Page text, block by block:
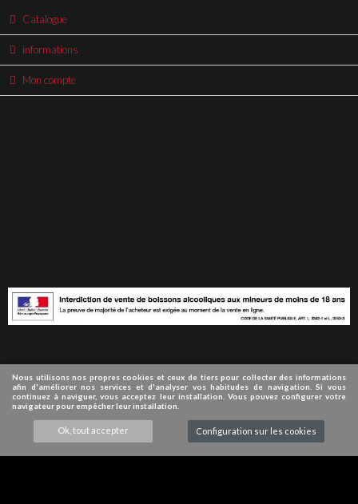
Nous utilisons nos propres cookies et ceux de tiers pour collecter des informations
afin d'améliorer nos services et d'analyser vos habitudes de navigation. Si vous
continuez à naviguer, vous acceptez leur installation. Vous pouvez configurer votre
navigateur pour empêcher leur installation.
Ok, tout accepter Configuration sur les cookies
Catalogue
informations
Mon compte
modération.
© 2009-2024 VINDUROUSSILLON